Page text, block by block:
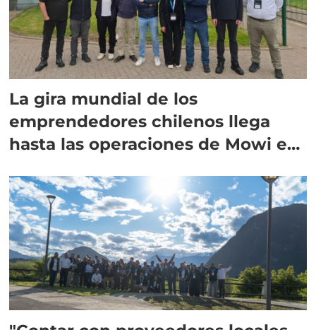
La gira mundial de los
emprendedores chilenos llega
hasta las operaciones de Mowi en